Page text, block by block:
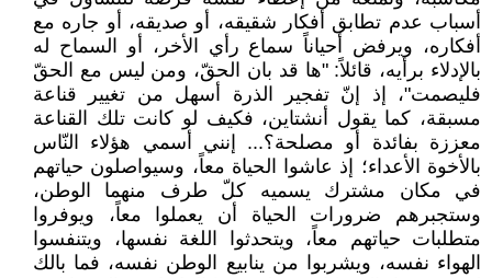
أسباب عدم تطابق أفكار شقيقه، أو صديقه، أو جاره مع
أفكاره، ويرفض أحياناً سماع رأي الأخر، أو السماح له
بالإدلاء برأيه، قائلاً: "ها قد بان الحقّ، ومن ليس مع الحقّ
فليصمت"، إذ إنّ تفجير الذرة أسهل من تغيير قناعة
مسبقة، كما يقول أنشتاين، فكيف لو كانت تلك القناعة
معززة بفائدة أو مصلحة؟... إنني أسمي هؤلاء النّاس
بالأخوة الأعداء؛ إذ عاشوا الحياة معاً، وسيواصلون حياتهم
في مكان مشترك يسميه كلّ طرف منهما الوطن،
وستجبرهم ضرورات الحياة أن يعملوا معاً، ويوفروا
متطلبات حياتهم معاً، ويتحدثوا اللغة نفسها، ويتنفسوا
الهواء نفسه، ويشربوا من ينابيع الوطن نفسه، فما بالك